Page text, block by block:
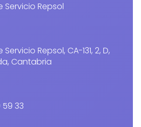
Servicio Repsol
Repsol, CA-131, 2, D,
Cantabria
33